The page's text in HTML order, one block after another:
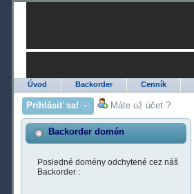
Úvod Backorder Cenník
Prihlásiť sa! Máte už účet ?
Backorder domén
Posledné domény odchytené cez náš
Backorder :